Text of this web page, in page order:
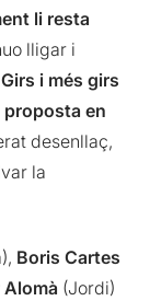
li resta
lligar i
Girs i més girs
en
desenllaç,
la
Boris Cartes
Alomà (Jordi)